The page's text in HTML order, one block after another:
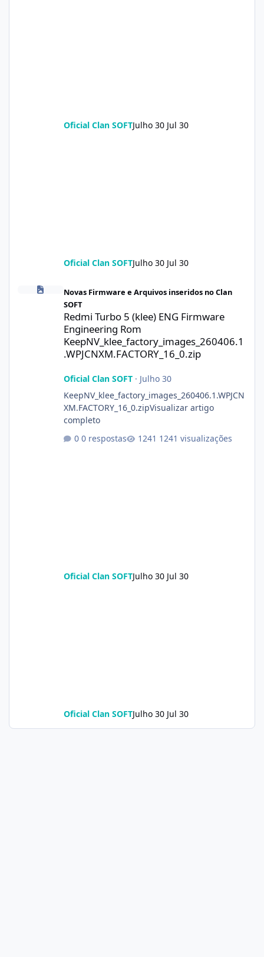
Oficial Clan SOFTJulho 30 Jul 30
Oficial Clan SOFTJulho 30 Jul 30
Novas Firmware e Arquivos inseridos no Clan
SOFT
Redmi Turbo 5 (klee) ENG Firmware
Engineering Rom
KeepNV_klee_factory_images_260406.1
.WPJCNXM.FACTORY_16_0.zip
Oficial Clan SOFT· Julho 30
KeepNV_klee_factory_images_260406.1.WPJCN
XM.FACTORY_16_0.zipVisualizar artigo
completo
0 respostas
1241 visualizações
Oficial Clan SOFTJulho 30 Jul 30
Oficial Clan SOFTJulho 30 Jul 30